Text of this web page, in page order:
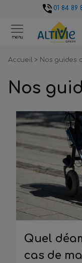
01 84 89
menu
Accueil> Nos guides
Nos
Quel
cas de